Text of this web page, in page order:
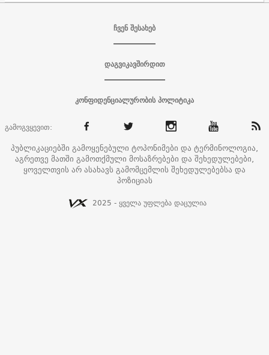
ჩვენ შესახებ
დაგვიკავშირდით
კონფიდენციალურობის პოლიტიკა
გამოგვყევით:
პუბლიკაციებში გამოყენებული ტოპონიმები და ტერმინოლოგია,
აგრეთვე მათში გამოთქმული მოსაზრებები და შეხედულებები,
ყოველთვის არ ასახავს გამომცემლის შეხედულებებსა და
პოზიციას
2025 - ყველა უფლება დაცულია